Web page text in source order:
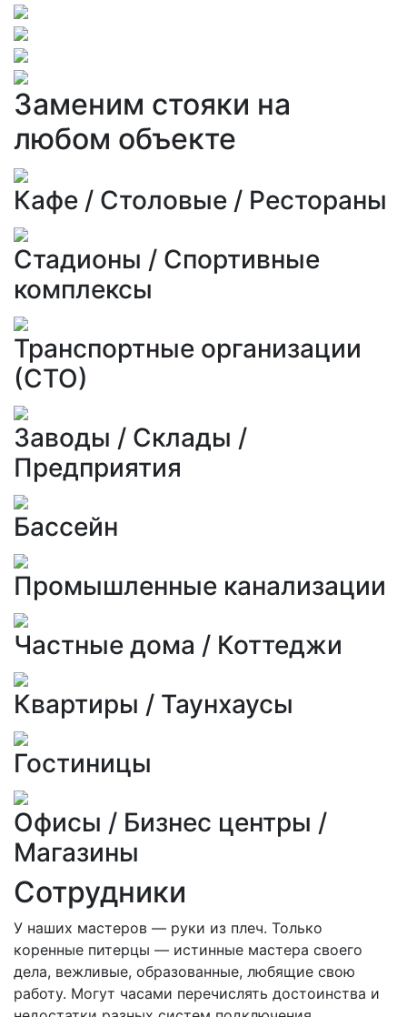
Заменим стояки на
любом объекте
Кафе / Столовые / Рестораны
Стадионы / Спортивные
комплексы
Транспортные организации
(СТО)
Заводы / Склады /
Предприятия
Бассейн
Промышленные канализации
Частные дома / Коттеджи
Квартиры / Таунхаусы
Гостиницы
Офисы / Бизнес центры /
Магазины
Сотрудники
У наших мастеров — руки из плеч. Только
коренные питерцы — истинные мастера своего
дела, вежливые, образованные, любящие свою
работу. Могут часами перечислять достоинства и